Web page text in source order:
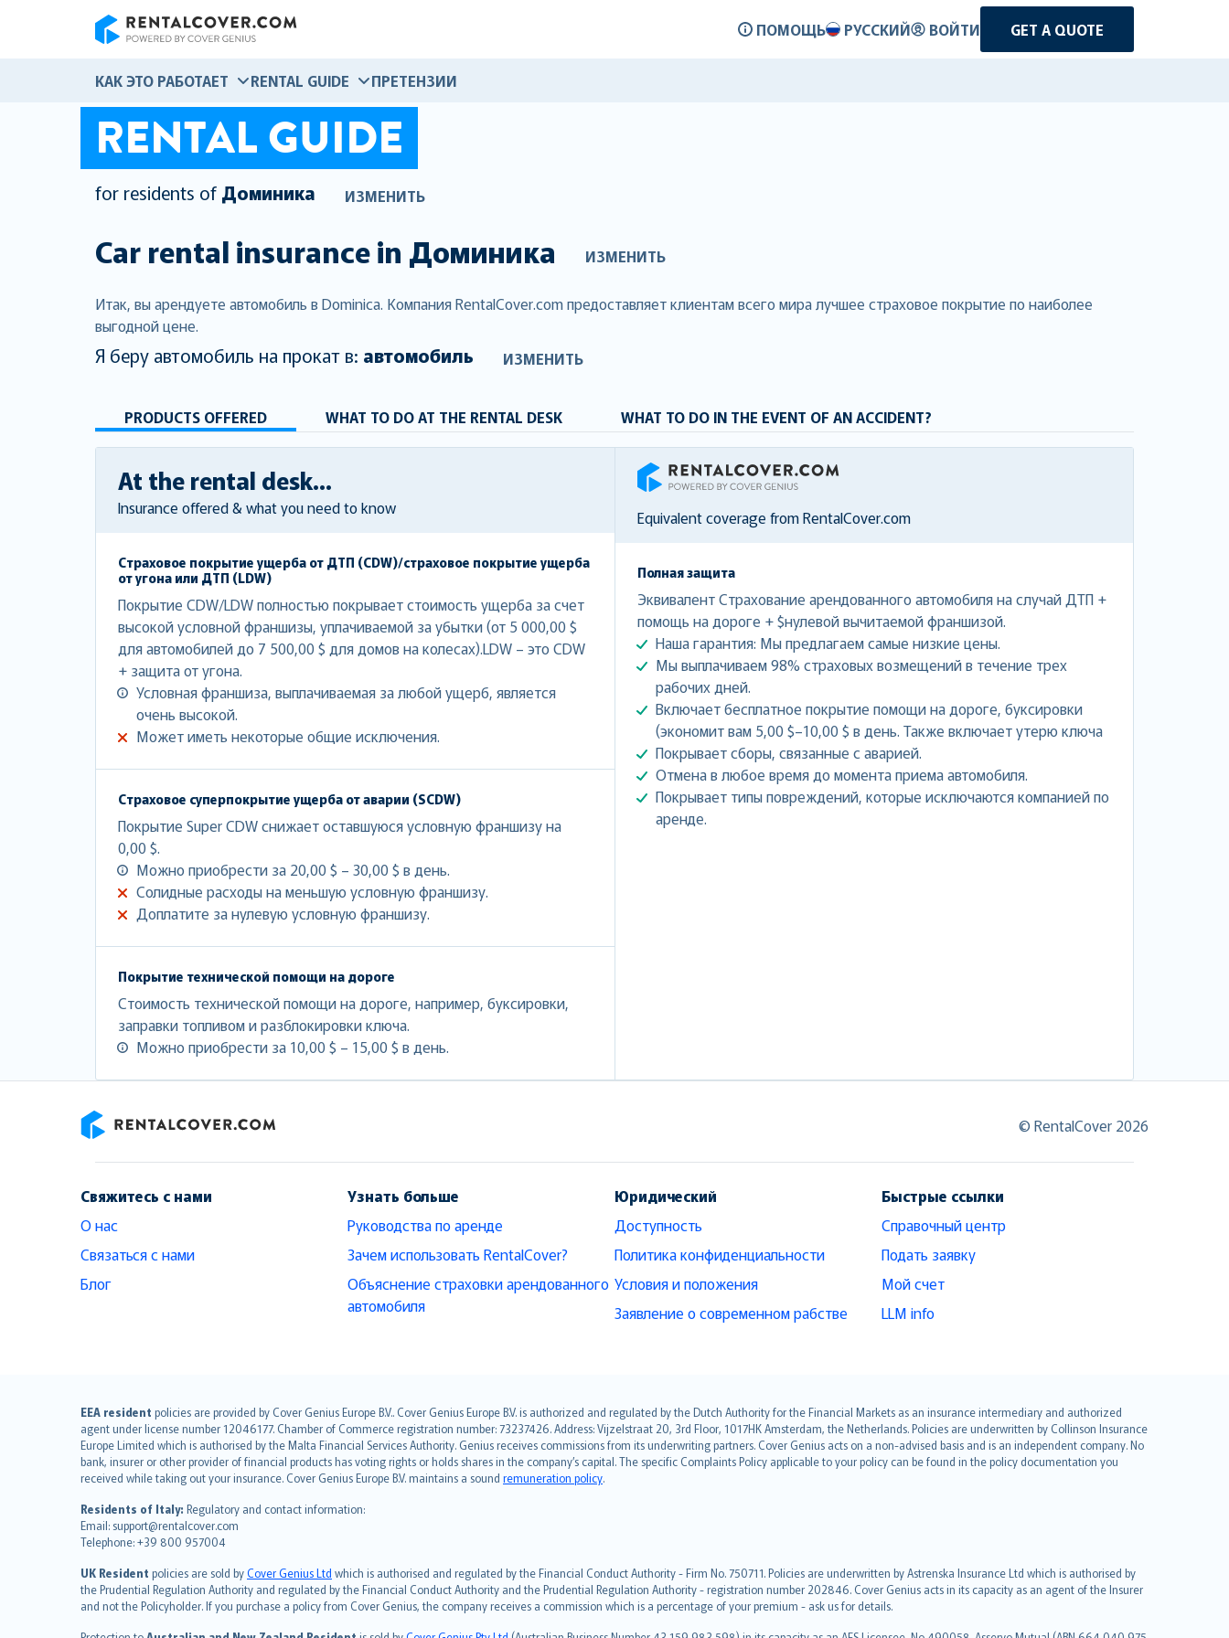
ПОМОЩЬ РУССКИЙ ВОЙТИ GET A QUOTE
КАК ЭТО РАБОТАЕТ RENTAL GUIDE ПРЕТЕНЗИИ
RENTAL GUIDE
for residents of Доминика ИЗМЕНИТЬ
Car rental insurance in Доминика ИЗМЕНИТЬ
Итак, вы арендуете автомобиль в Dominica. Компания RentalCover.com предоставляет клиентам всего мира лучшее страховое покрытие по наиболее
выгодной цене.
Я беру автомобиль на прокат в: автомобиль ИЗМЕНИТЬ
PRODUCTS OFFERED WHAT TO DO AT THE RENTAL DESK WHAT TO DO IN THE EVENT OF AN ACCIDENT?
At the rental desk...
Insurance offered & what you need to know
Страховое покрытие ущерба от ДТП (CDW)/страховое покрытие ущерба
от угона или ДТП (LDW)
Покрытие CDW/LDW полностью покрывает стоимость ущерба за счет
высокой условной франшизы, уплачиваемой за убытки (от 5 000,00 $
для автомобилей до 7 500,00 $ для домов на колесах).LDW – это CDW
+ защита от угона.
Условная франшиза, выплачиваемая за любой ущерб, является
очень высокой.
Может иметь некоторые общие исключения.
Страховое суперпокрытие ущерба от аварии (SCDW)
Покрытие Super CDW снижает оставшуюся условную франшизу на
0,00 $.
Можно приобрести за 20,00 $ – 30,00 $ в день.
Солидные расходы на меньшую условную франшизу.
Доплатите за нулевую условную франшизу.
Покрытие технической помощи на дороге
Стоимость технической помощи на дороге, например, буксировки,
заправки топливом и разблокировки ключа.
Можно приобрести за 10,00 $ – 15,00 $ в день.
RentalCover
Equivalent coverage from RentalCover.com
Полная защита
Эквивалент Страхование арендованного автомобиля на случай ДТП +
помощь на дороге + $нулевой вычитаемой франшизой.
Наша гарантия: Мы предлагаем самые низкие цены.
Мы выплачиваем 98% страховых возмещений в течение трех
рабочих дней.
Включает бесплатное покрытие помощи на дороге, буксировки
(экономит вам 5,00 $–10,00 $ в день. Также включает утерю ключа
Покрывает сборы, связанные с аварией.
Отмена в любое время до момента приема автомобиля.
Покрывает типы повреждений, которые исключаются компанией по
аренде.
© RentalCover 2026
Свяжитесь с нами
О нас
Связаться с нами
Блог
Узнать больше
Руководства по аренде
Зачем использовать RentalCover?
Объяснение страховки арендованного
автомобиля
Юридический
Доступность
Политика конфиденциальности
Условия и положения
Заявление о современном рабстве
Быстрые ссылки
Справочный центр
Подать заявку
Мой счет
LLM info
EEA resident policies are provided by Cover Genius Europe B.V.. Cover Genius Europe B.V. is authorized and regulated by the Dutch Authority for the Financial Markets as an insurance intermediary and authorized
agent under license number 12046177. Chamber of Commerce registration number: 73237426. Address: Vijzelstraat 20, 3rd Floor, 1017HK Amsterdam, the Netherlands. Policies are underwritten by Collinson Insurance
Europe Limited which is authorised by the Malta Financial Services Authority. Genius receives commissions from its underwriting partners. Cover Genius acts on a non-advised basis and is an independent company. No
bank, insurer or other provider of financial products has voting rights or holds shares in the company’s capital. The specific Complaints Policy applicable to your policy can be found in the policy documentation you
received while taking out your insurance. Cover Genius Europe B.V. maintains a sound remuneration policy.
Residents of Italy: Regulatory and contact information:
Email: support@rentalcover.com
Telephone: +39 800 957004
UK Resident policies are sold byCover Genius Ltd which is authorised and regulated by the Financial Conduct Authority - Firm No. 750711. Policies are underwritten by Astrenska Insurance Ltd which is authorised by
the Prudential Regulation Authority and regulated by the Financial Conduct Authority and the Prudential Regulation Authority - registration number 202846. Cover Genius acts in its capacity as an agent of the Insurer
and not the Policyholder. If you purchase a policy from Cover Genius, the company receives a commission which is a percentage of your premium - ask us for details.
English (UK)
English (US)
Deutsch
français
Nederlands
español
italiano
简体中文
繁體中文
Português
polski